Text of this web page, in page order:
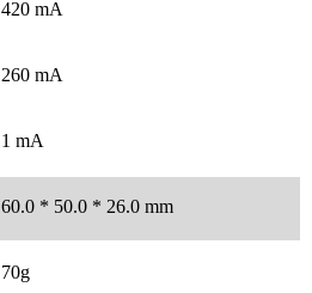
420 mA
260 mA
1 mA
60.0 * 50.0 * 26.0 mm
70g